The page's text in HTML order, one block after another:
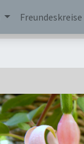
Freundeskreise